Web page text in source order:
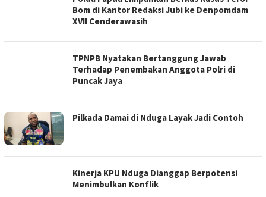
Bom di Kantor Redaksi Jubi ke Denpomdam
XVII Cenderawasih
TPNPB Nyatakan Bertanggung Jawab
Terhadap Penembakan Anggota Polri di
Puncak Jaya
Pilkada Damai di Nduga Layak Jadi Contoh
Kinerja KPU Nduga Dianggap Berpotensi
Menimbulkan Konflik